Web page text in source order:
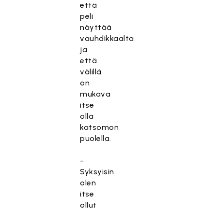
että
peli
näyttää
vauhdikkaalta
ja
että
välillä
on
mukava
itse
olla
katsomon
puolella.
-
Syksyisin
olen
itse
ollut